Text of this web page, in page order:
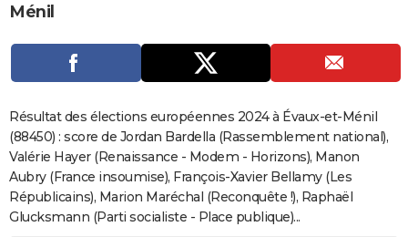
Carte de Noël
Carte Bonne année
Carte Saint-Valentin
Carte Pâques
Carte d'anniversaire
Dictionnaire
Biographies
Expressions
Proverbes
PROGRAMME TV
S'inscrire
Se connecter
Lycées
Collèges
Primaires
Universités
Entreprises
Service militaire
Avis de recherche
AVIS DE DÉCÈS
FORUM
Bricolage
Lifestyle
Culture
SportAuto
Television
Voyage
Cinema
Ménil
Résultat des élections européennes 2024 à Évaux-et-Ménil
(88450) : score de Jordan Bardella (Rassemblement national),
Valérie Hayer (Renaissance - Modem - Horizons), Manon
Aubry (France insoumise), François-Xavier Bellamy (Les
Républicains), Marion Maréchal (Reconquête !), Raphaël
Glucksmann (Parti socialiste - Place publique)...